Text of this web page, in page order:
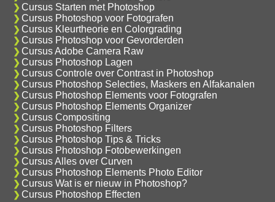
Cursus Starten met Photoshop
Cursus Photoshop voor Fotografen
Cursus Kleurtheorie en Colorgrading
Cursus Photoshop voor Gevorderden
Cursus Adobe Camera Raw
Cursus Photoshop Lagen
Cursus Controle over Contrast in Photoshop
Cursus Photoshop Selecties, Maskers en Alfakanalen
Cursus Photoshop Elements voor Fotografen
Cursus Photoshop Elements Organizer
Cursus Compositing
Cursus Photoshop Filters
Cursus Photoshop Tips & Tricks
Cursus Photoshop Fotobewerkingen
Cursus Alles over Curven
Cursus Photoshop Elements Photo Editor
Cursus Wat is er nieuw in Photoshop?
Cursus Photoshop Effecten